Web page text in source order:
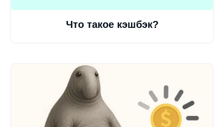
Что такое кэшбэк?